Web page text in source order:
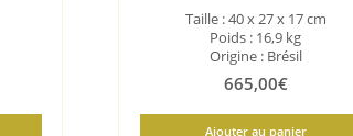
Taille : 40 x 27 x 17 cm
Poids : 16,9 kg
Origine : Brésil
665,00€
Ajouter au panier